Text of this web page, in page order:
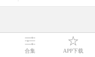
合集 APP下载